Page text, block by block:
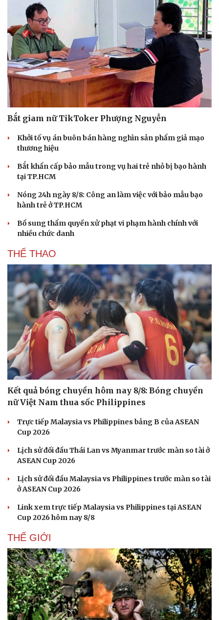
Du lịch
Tư vấn
check-in
Podcast
Câu chuyện thời sự
Đọc truyện đêm khuya
Cửa sổ tình yêu
Hạt giống tâm hồn
Bắt giam nữ TikToker Phượng Nguyễn
Khởi tố vụ án buôn bán hàng nghìn sản phẩm giả mạo
thương hiệu
Bắt khẩn cấp bảo mẫu trong vụ hai trẻ nhỏ bị bạo hành
tại TP.HCM
Nóng 24h ngày 8/8: Công an làm việc với bảo mẫu bạo
hành trẻ ở TP.HCM
Bổ sung thẩm quyền xử phạt vi phạm hành chính với
nhiều chức danh
THỂ THAO
Kết quả bóng chuyền hôm nay 8/8: Bóng chuyền
nữ Việt Nam thua sốc Philippines
Trực tiếp Malaysia vs Philippines bảng B của ASEAN
Cup 2026
Lịch sử đối đầu Thái Lan vs Myanmar trước màn so tài ở
ASEAN Cup 2026
Lịch sử đối đầu Malaysia vs Philippines trước màn so tài
ở ASEAN Cup 2026
Link xem trực tiếp Malaysia vs Philippines tại ASEAN
Cup 2026 hôm nay 8/8
THẾ GIỚI